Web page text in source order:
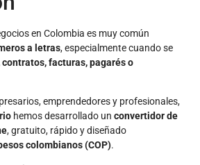
en Colombia es muy común
a letras, especialmente cuando se
facturas, pagarés o
emprendedores y profesionales,
hemos desarrollado un convertidor de
, gratuito, rápido y diseñado
colombianos (COP).